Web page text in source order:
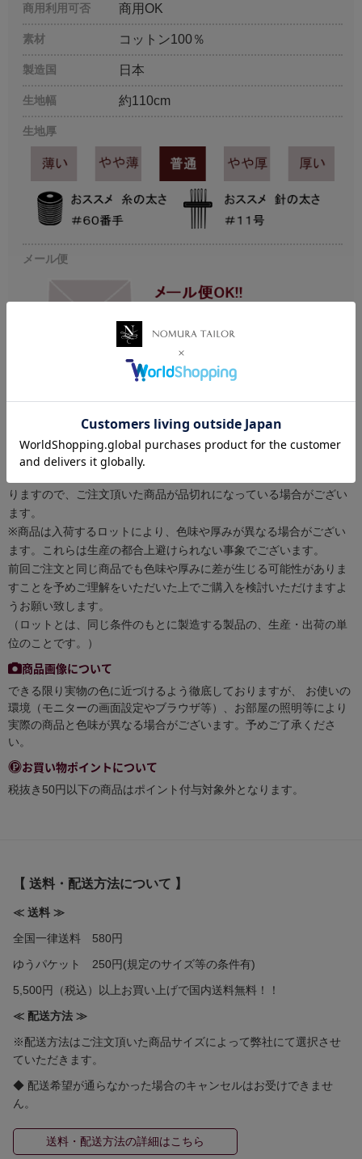
商用利用可否 商用OK
素材 コットン100％
製造国 日本
生地幅 約110cm
生地厚
メール便
※価格は10cmの価格です。
写真内で使われているボタンの大きさは約1.1cmです。
りますので、ご注文頂いた商品が品切れになっている場合がござい
ます。
※商品は入荷するロットにより、色味や厚みが異なる場合がござい
ます。これらは生産の都合上避けられない事象でございます。
前回ご注文と同じ商品でも色味や厚みに差が生じる可能性がありま
すことを予めご理解をいただいた上でご購入を検討いただけますよ
うお願い致します。
（ロットとは、同じ条件のもとに製造する製品の、生産・出荷の単
位のことです。）
商品画像について
できる限り実物の色に近づけるよう徹底しておりますが、 お使いの
環境（モニターの画面設定やブラウザ等）、お部屋の照明等により
実際の商品と色味が異なる場合がございます。予めご了承くださ
い。
お買い物ポイントについて
税抜き50円以下の商品はポイント付与対象外となります。
【 送料・配送方法について 】
≪ 送料 ≫
全国一律送料 580円
ゆうパケット 250円(規定のサイズ等の条件有)
5,500円（税込）以上お買い上げで国内送料無料！！
≪ 配送方法 ≫
※配送方法はご注文頂いた商品サイズによって弊社にて選択させ
ていただきます。
◆ 配送希望が通らなかった場合のキャンセルはお受けできませ
ん。
送料・配送方法の詳細はこちら